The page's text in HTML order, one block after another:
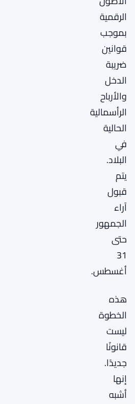
الرقمية
بموجب
قوانين
ضريبة
الدخل
والأرباح
الرأسمالية
الحالية
في
البلاد.
يتم
قبول
آراء
الجمهور
حتى
31
أغسطس.
هذه
الخطوة
ليست
قانونًا
جديدًا.
إنها
أشبه